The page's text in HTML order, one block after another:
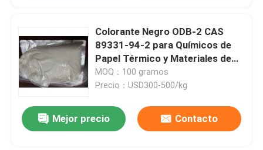
Colorante Negro ODB-2 CAS
89331-94-2 para Químicos de
Papel Térmico y Materiales de
Grabación
MOQ：100 gramos
Precio：USD300-500/kg
Mejor precio Contacto